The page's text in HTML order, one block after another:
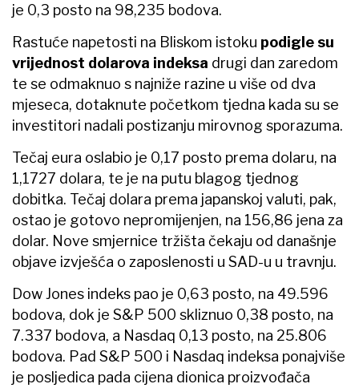
je 0,3 posto na 98,235 bodova.
Rastuće napetosti na Bliskom istoku podigle su
vrijednost dolarova indeksa drugi dan zaredom
te se odmaknuo s najniže razine u više od dva
mjeseca, dotaknute početkom tjedna kada su se
investitori nadali postizanju mirovnog sporazuma.
Tečaj eura oslabio je 0,17 posto prema dolaru, na
1,1727 dolara, te je na putu blagog tjednog
dobitka. Tečaj dolara prema japanskoj valuti, pak,
ostao je gotovo nepromijenjen, na 156,86 jena za
dolar. Nove smjernice tržišta čekaju od današnje
objave izvješća o zaposlenosti u SAD-u u travnju.
Dow Jones indeks pao je 0,63 posto, na 49.596
bodova, dok je S&P 500 skliznuo 0,38 posto, na
7.337 bodova, a Nasdaq 0,13 posto, na 25.806
bodova. Pad S&P 500 i Nasdaq indeksa ponajviše
je posljedica pada cijena dionica proizvođača